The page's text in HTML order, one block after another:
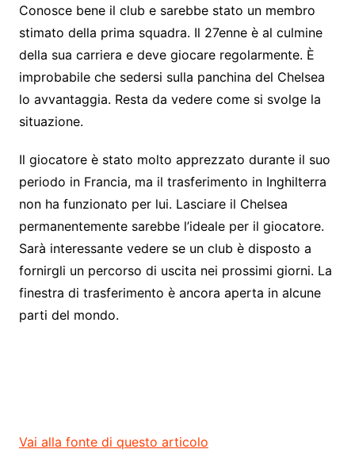
Conosce bene il club e sarebbe stato un membro
stimato della prima squadra. Il 27enne è al culmine
della sua carriera e deve giocare regolarmente. È
improbabile che sedersi sulla panchina del Chelsea
lo avvantaggia. Resta da vedere come si svolge la
situazione.
Il giocatore è stato molto apprezzato durante il suo
periodo in Francia, ma il trasferimento in Inghilterra
non ha funzionato per lui. Lasciare il Chelsea
permanentemente sarebbe l’ideale per il giocatore.
Sarà interessante vedere se un club è disposto a
fornirgli un percorso di uscita nei prossimi giorni. La
finestra di trasferimento è ancora aperta in alcune
parti del mondo.
Vai alla fonte di questo articolo